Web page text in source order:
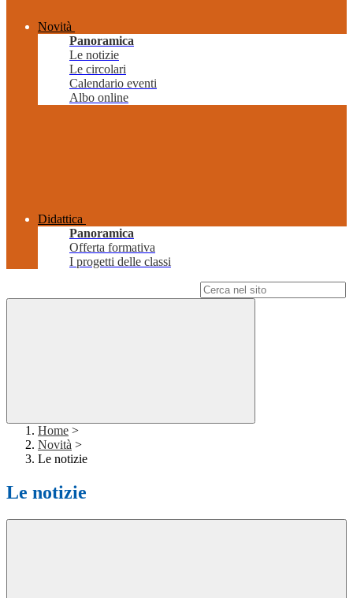
Novità
Panoramica
Le notizie
Le circolari
Calendario eventi
Albo online
Didattica
Panoramica
Offerta formativa
I progetti delle classi
Home >
Novità >
Le notizie
Le notizie